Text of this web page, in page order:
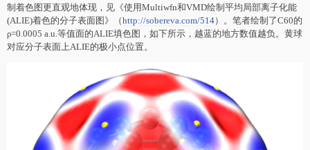
制着色图更直观地体现，见《使用Multiwfn和VMD绘制平均局部离子化能
(ALIE)着色的分子表面图》（http://sobereva.com/514）。笔者绘制了C60的
ρ=0.0005 a.u.等值面的ALIE填色图，如下所示，越蓝的地方数值越负。黄球
对应分子表面上ALIE的极小点位置。